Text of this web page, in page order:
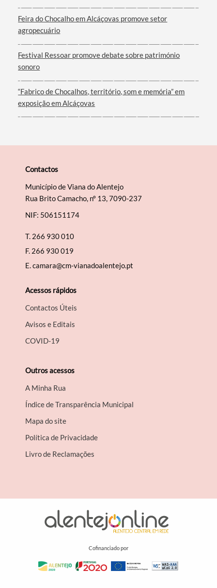
Feira do Chocalho em Alcáçovas promove setor
agropecuário
Festival Ressoar promove debate sobre património
sonoro
“Fabrico de Chocalhos, território, som e memória” em
exposição em Alcáçovas
Contactos
Município de Viana do Alentejo
Rua Brito Camacho, nº 13, 7090-237
NIF: 506151174
T. 266 930 010
F. 266 930 019
E.camara@cm-vianadoalentejo.pt
Acessos rápidos
Contactos Úteis
Avisos e Editais
COVID-19
Outros acessos
A Minha Rua
Índice de Transparência Municipal
Mapa do site
Política de Privacidade
Livro de Reclamações
Cofinanciado por